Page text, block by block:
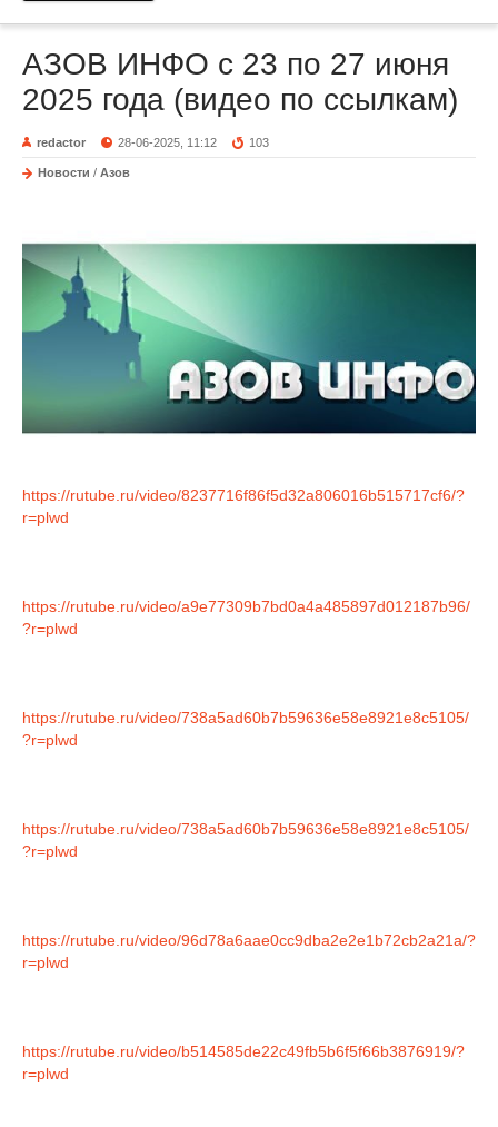
АЗОВ ИНФО с 23 по 27 июня
2025 года (видео по ссылкам)
redactor 28-06-2025, 11:12 103
Новости / Азов
https://rutube.ru/video/8237716f86f5d32a806016b515717cf6/?
r=plwd
https://rutube.ru/video/a9e77309b7bd0a4a485897d012187b96/
?r=plwd
https://rutube.ru/video/738a5ad60b7b59636e58e8921e8c5105/
?r=plwd
https://rutube.ru/video/738a5ad60b7b59636e58e8921e8c5105/
?r=plwd
https://rutube.ru/video/96d78a6aae0cc9dba2e2e1b72cb2a21a/?
r=plwd
https://rutube.ru/video/b514585de22c49fb5b6f5f66b3876919/?
r=plwd